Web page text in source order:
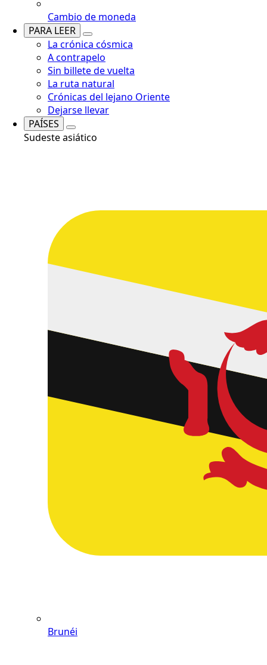
Cambio de moneda
PARA LEER
La crónica cósmica
A contrapelo
Sin billete de vuelta
La ruta natural
Crónicas del lejano Oriente
Dejarse llevar
PAÍSES
Sudeste asiático
Brunéi